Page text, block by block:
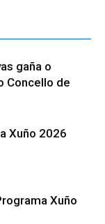
gaña o
Concello de
Xuño 2026
Xuño